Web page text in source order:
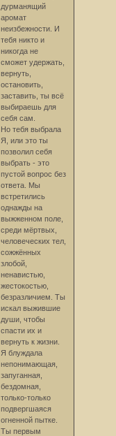
дурманящий
аромат
неизбежности. И
тебя никто и
никогда не
сможет удержать,
вернуть,
остановить,
заставить, ты всё
выбираешь для
себя сам.
Но тебя выбрала
Я, или это ты
позволил себя
выбрать - это
пустой вопрос без
ответа. Мы
встретились
однажды на
выжженном поле,
среди мёртвых,
человеческих тел,
сожжённых
злобой,
ненавистью,
жестокостью,
безразличием. Ты
искал выжившие
души, чтобы
спасти их и
вернуть к жизни.
Я блуждала
непонимающая,
запуганная,
бездомная,
только-только
подвергшаяся
огненной пытке.
Ты первым